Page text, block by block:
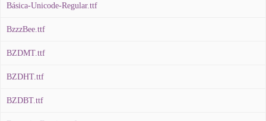
Básica-Unicode-Regular.ttf
BzzzBee.ttf
BZDMT.ttf
BZDHT.ttf
BZDBT.ttf